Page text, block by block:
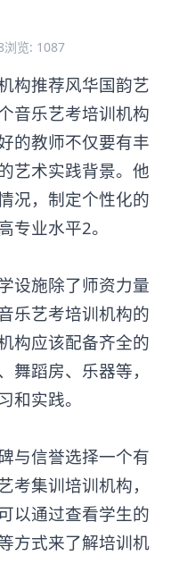
浏览: 1087
推荐风华国韵艺
音乐艺考培训机构
的教师不仅要有丰
艺术实践背景。他
况，制定个性化的
专业水平2。
施除了师资力量
乐艺考培训机构的
构应该配备齐全的
舞蹈房、乐器等，
和实践。
信誉选择一个有
考集训培训机构，
以通过查看学生的
方式来了解培训机